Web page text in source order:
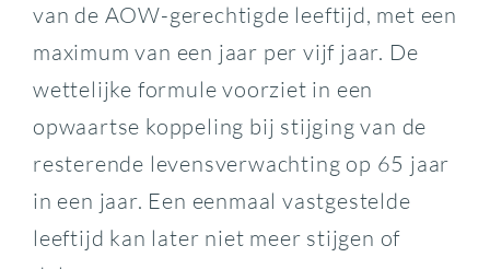
van de AOW-gerechtigde leeftijd, met een
maximum van een jaar per vijf jaar. De
wettelijke formule voorziet in een
opwaartse koppeling bij stijging van de
resterende levensverwachting op 65 jaar
in een jaar. Een eenmaal vastgestelde
leeftijd kan later niet meer stijgen of